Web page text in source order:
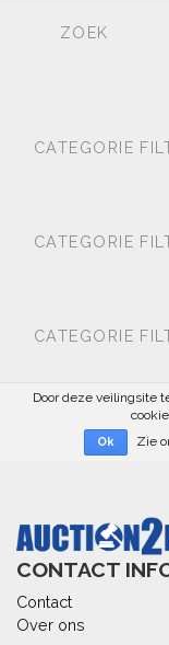
ZOEK
CATEGORIE
CATEGORIE
CATEGORIE
Door deze veilingsite
Ok Zie
CONTACT
Contact
Over ons